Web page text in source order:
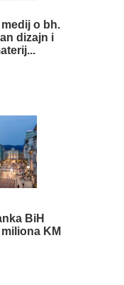
o bh.
dizajn i
BiH
KM